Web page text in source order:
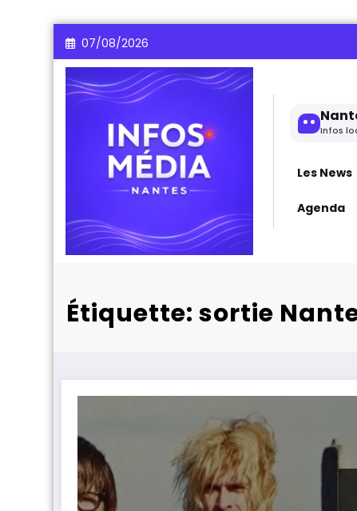
Aller
au
contenu
07/08/2026
Infos
Les News
Agenda
Étiquette: sortie